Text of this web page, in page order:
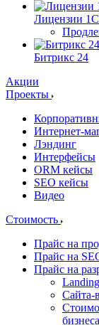
Лицензии
Битрикс 24
Акции
Проекты
Интернет-
Лэндинг
Интерфейсы
ORM кейсы
SEO кейсы
Видео
Стоимость
Прайс на
Прайс на
Прайс на
Cайта-
бизнеса